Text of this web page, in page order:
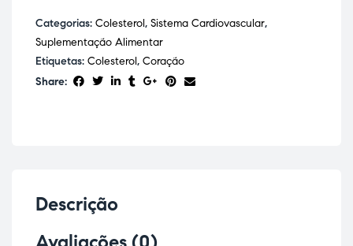
Categorias: Colesterol, Sistema Cardiovascular,
Suplementação Alimentar
Etiquetas: Colesterol, Coração
Share:
Descrição